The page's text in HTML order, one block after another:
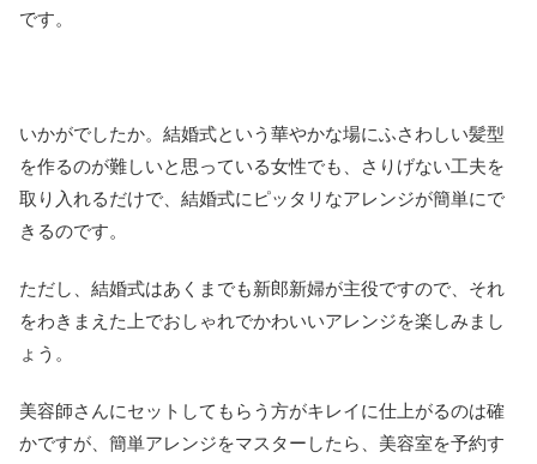
です。
いかがでしたか。結婚式という華やかな場にふさわしい髪型
を作るのが難しいと思っている女性でも、さりげない工夫を
取り入れるだけで、結婚式にピッタリなアレンジが簡単にで
きるのです。
ただし、結婚式はあくまでも新郎新婦が主役ですので、それ
をわきまえた上でおしゃれでかわいいアレンジを楽しみまし
ょう。
美容師さんにセットしてもらう方がキレイに仕上がるのは確
かですが、簡単アレンジをマスターしたら、美容室を予約す